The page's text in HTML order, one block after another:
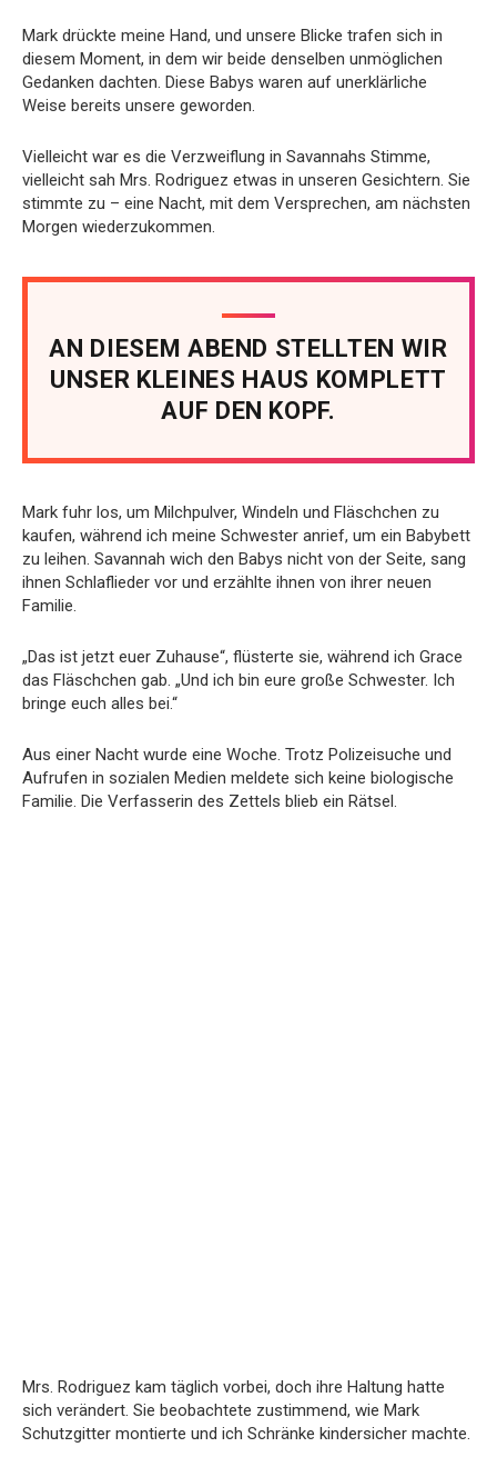
Mark drückte meine Hand, und unsere Blicke trafen sich in
diesem Moment, in dem wir beide denselben unmöglichen
Gedanken dachten. Diese Babys waren auf unerklärliche
Weise bereits unsere geworden.
Vielleicht war es die Verzweiflung in Savannahs Stimme,
vielleicht sah Mrs. Rodriguez etwas in unseren Gesichtern. Sie
stimmte zu – eine Nacht, mit dem Versprechen, am nächsten
Morgen wiederzukommen.
AN DIESEM ABEND STELLTEN WIR
UNSER KLEINES HAUS KOMPLETT
AUF DEN KOPF.
Mark fuhr los, um Milchpulver, Windeln und Fläschchen zu
kaufen, während ich meine Schwester anrief, um ein Babybett
zu leihen. Savannah wich den Babys nicht von der Seite, sang
ihnen Schlaflieder vor und erzählte ihnen von ihrer neuen
Familie.
„Das ist jetzt euer Zuhause“, flüsterte sie, während ich Grace
das Fläschchen gab. „Und ich bin eure große Schwester. Ich
bringe euch alles bei.“
Aus einer Nacht wurde eine Woche. Trotz Polizeisuche und
Aufrufen in sozialen Medien meldete sich keine biologische
Familie. Die Verfasserin des Zettels blieb ein Rätsel.
Mrs. Rodriguez kam täglich vorbei, doch ihre Haltung hatte
sich verändert. Sie beobachtete zustimmend, wie Mark
Schutzgitter montierte und ich Schränke kindersicher machte.